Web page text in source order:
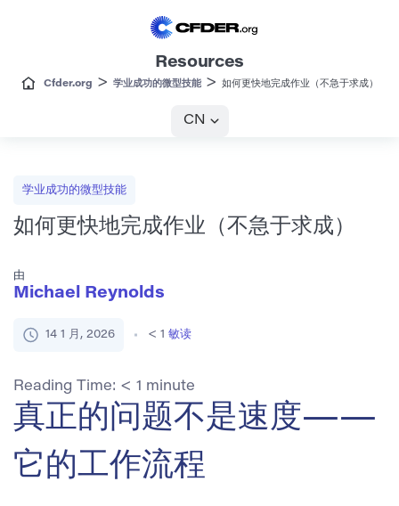
Resources
Cfder.org > 学业成功的微型技能> 如何更快地完成作业（不急于求成）
CN
学业成功的微型技能
如何更快地完成作业（不急于求成）
由
Michael Reynolds
14 1 月, 2026 < 1 敏读
Reading Time: < 1 minute
真正的问题不是速度——
它的工作流程